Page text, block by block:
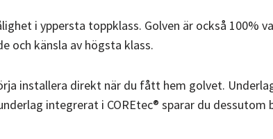
i yppersta toppklass. Golven är också 100%
och känsla av högsta klass.
installera direkt när du fått hem golvet.
integrerat i COREtec® sparar du